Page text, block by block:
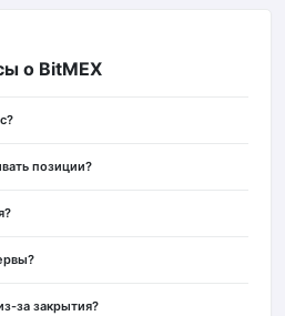
о BitMEX
позиции?
за закрытия?